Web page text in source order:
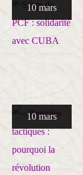
10 mars
10 mars